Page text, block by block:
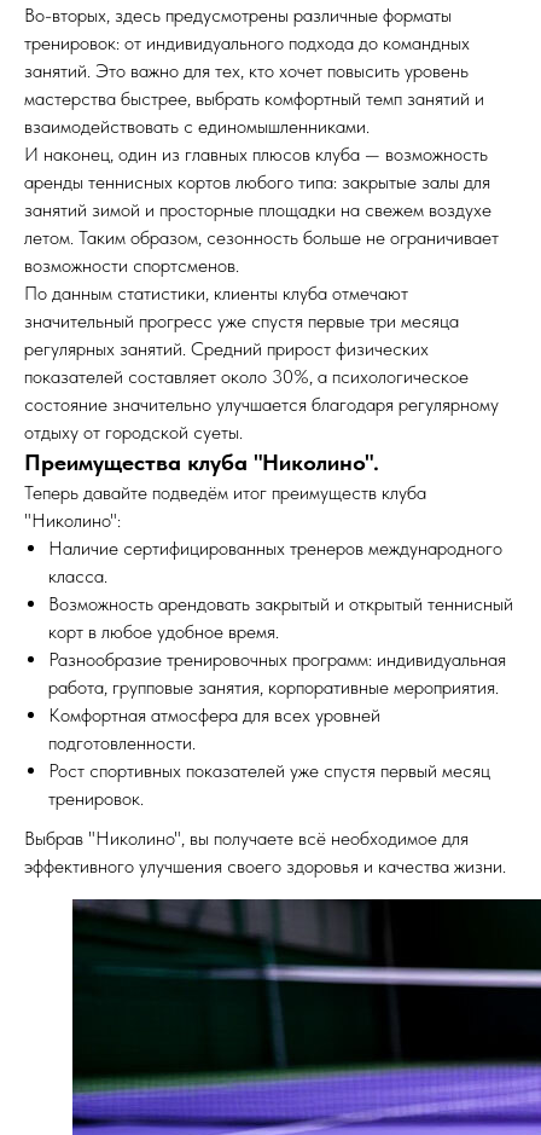
Во-вторых, здесь предусмотрены различные форматы
тренировок: от индивидуального подхода до командных
занятий. Это важно для тех, кто хочет повысить уровень
мастерства быстрее, выбрать комфортный темп занятий и
взаимодействовать с единомышленниками.
И наконец, один из главных плюсов клуба — возможность
аренды теннисных кортов любого типа: закрытые залы для
занятий зимой и просторные площадки на свежем воздухе
летом. Таким образом, сезонность больше не ограничивает
возможности спортсменов.
По данным статистики, клиенты клуба отмечают
значительный прогресс уже спустя первые три месяца
регулярных занятий. Средний прирост физических
показателей составляет около 30%, а психологическое
состояние значительно улучшается благодаря регулярному
отдыху от городской суеты.
Преимущества клуба "Николино".
Теперь давайте подведём итог преимуществ клуба
"Николино":
Наличие сертифицированных тренеров международного
класса.
Возможность арендовать закрытый и открытый теннисный
корт в любое удобное время.
Разнообразие тренировочных программ: индивидуальная
работа, групповые занятия, корпоративные мероприятия.
Комфортная атмосфера для всех уровней
подготовленности.
Рост спортивных показателей уже спустя первый месяц
тренировок.
Выбрав "Николино", вы получаете всё необходимое для
эффективного улучшения своего здоровья и качества жизни.